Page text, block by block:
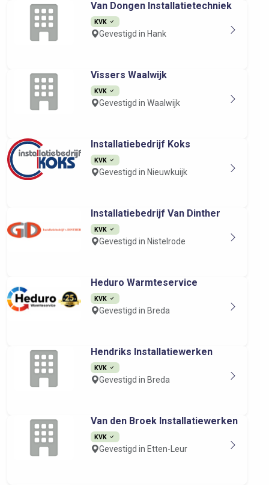
Van Dongen Installatietechniek
KVK
Gevestigd in Hank
Vissers Waalwijk
KVK
Gevestigd in Waalwijk
Installatiebedrijf Koks
KVK
Gevestigd in Nieuwkuijk
Installatiebedrijf Van Dinther
KVK
Gevestigd in Nistelrode
Heduro Warmteservice
KVK
Gevestigd in Breda
Hendriks Installatiewerken
KVK
Gevestigd in Breda
Van den Broek Installatiewerken
KVK
Gevestigd in Etten-Leur